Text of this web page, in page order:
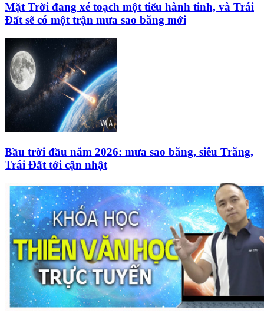
Mặt Trời đang xé toạch một tiểu hành tinh, và Trái
Đất sẽ có một trận mưa sao băng mới
Bầu trời đầu năm 2026: mưa sao băng, siêu Trăng,
Trái Đất tới cận nhật